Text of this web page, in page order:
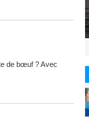
de bœuf ? Avec